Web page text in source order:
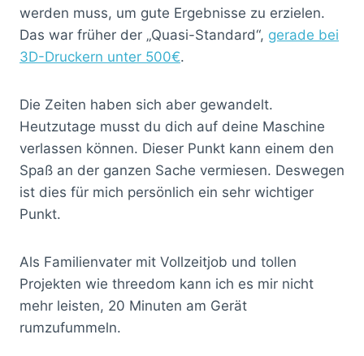
werden muss, um gute Ergebnisse zu erzielen.
Das war früher der „Quasi-Standard“, gerade bei
3D-Druckern unter 500€.
Die Zeiten haben sich aber gewandelt.
Heutzutage musst du dich auf deine Maschine
verlassen können. Dieser Punkt kann einem den
Spaß an der ganzen Sache vermiesen. Deswegen
ist dies für mich persönlich ein sehr wichtiger
Punkt.
Als Familienvater mit Vollzeitjob und tollen
Projekten wie threedom kann ich es mir nicht
mehr leisten, 20 Minuten am Gerät
rumzufummeln.